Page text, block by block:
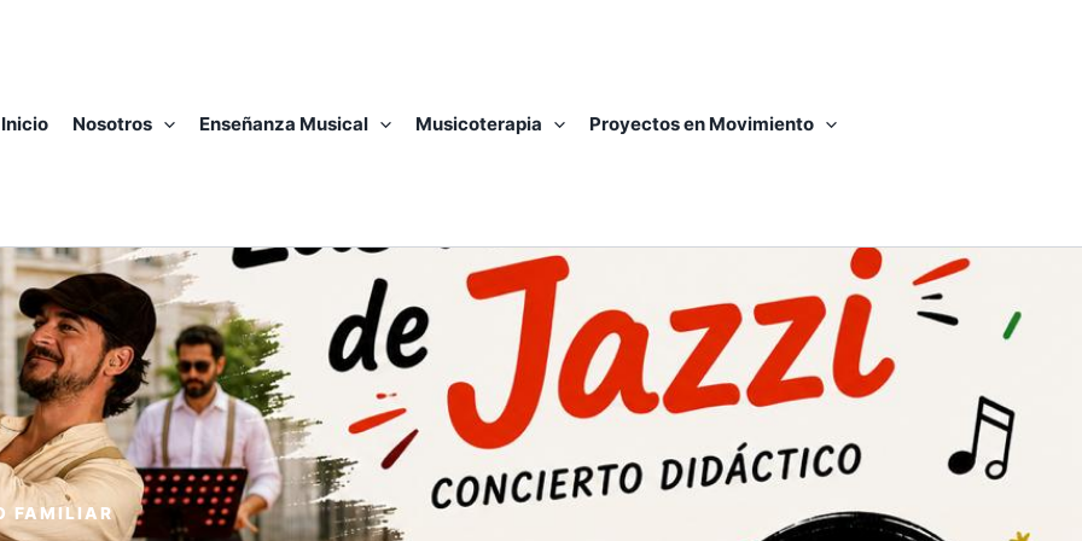
Inicio Nosotros Enseñanza Musical Musicoterapia Proyectos en Movimiento
FAMILIAR